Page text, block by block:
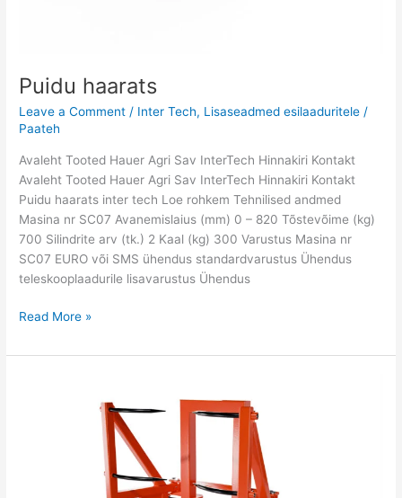
Puidu haarats
Leave a Comment / Inter Tech, Lisaseadmed esilaaduritele /
Paateh
Avaleht Tooted Hauer Agri Sav InterTech Hinnakiri Kontakt
Avaleht Tooted Hauer Agri Sav InterTech Hinnakiri Kontakt
Puidu haarats inter tech Loe rohkem Tehnilised andmed
Masina nr SC07 Avanemislaius (mm) 0 – 820 Tõstevõime (kg)
700 Silindrite arv (tk.) 2 Kaal (kg) 300 Varustus Masina nr
SC07 EURO või SMS ühendus standardvarustus Ühendus
teleskooplaadurile lisavarustus Ühendus
Read More »